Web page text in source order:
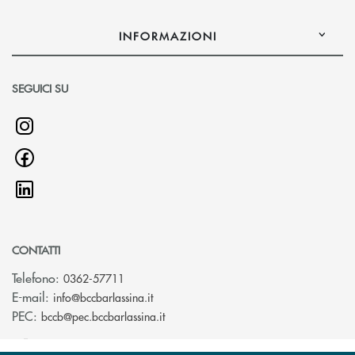
INFORMAZIONI
SEGUICI SU
CONTATTI
Telefono: 0362-57711
E-mail: info@bccbarlassina.it(si apre l’app di posta elettronica)
PEC: bccb@pec.bccbarlassina.it(si apre l’app di posta elettronica)